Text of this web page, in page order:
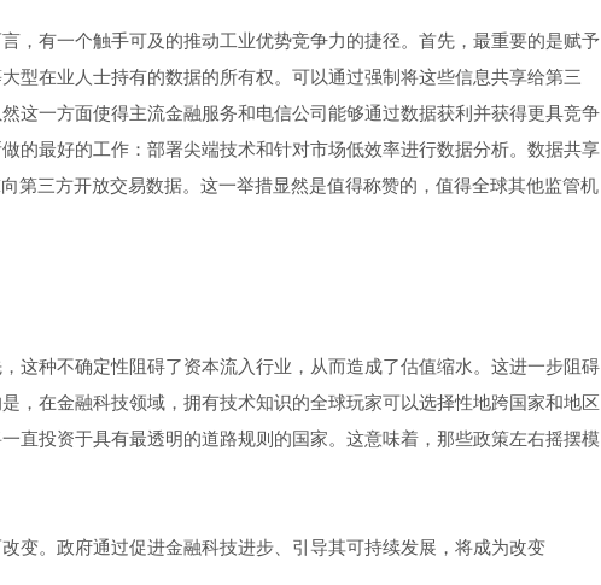
，有一个触手可及的推动工业优势竞争力的捷径。首先，最重要的是赋予
型在业人士持有的数据的所有权。可以通过强制将这些信息共享给第三
这一方面使得主流金融服务和电信公司能够通过数据获利并获得更具竞争
的最好的工作：部署尖端技术和针对市场低效率进行数据分析。数据共享
第三方开放交易数据。这一举措显然是值得称赞的，值得全球其他监管机
这种不确定性阻碍了资本流入行业，从而造成了估值缩水。这进一步阻碍
，在金融科技领域，拥有技术知识的全球玩家可以选择性地跨国家和地区
直投资于具有最透明的道路规则的国家。这意味着，那些政策左右摇摆模
变。政府通过促进金融科技进步、引导其可持续发展，将成为改变